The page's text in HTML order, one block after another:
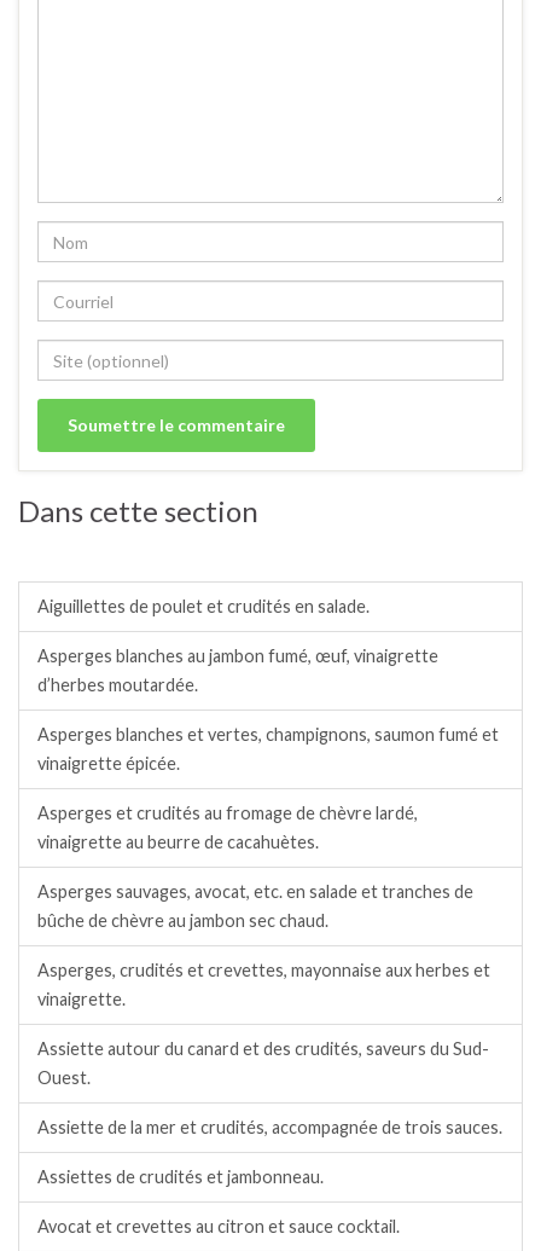
Dans cette section
Aiguillettes de poulet et crudités en salade.
Asperges blanches au jambon fumé, œuf, vinaigrette
d’herbes moutardée.
Asperges blanches et vertes, champignons, saumon fumé et
vinaigrette épicée.
Asperges et crudités au fromage de chèvre lardé,
vinaigrette au beurre de cacahuètes.
Asperges sauvages, avocat, etc. en salade et tranches de
bûche de chèvre au jambon sec chaud.
Asperges, crudités et crevettes, mayonnaise aux herbes et
vinaigrette.
Assiette autour du canard et des crudités, saveurs du Sud-
Ouest.
Assiette de la mer et crudités, accompagnée de trois sauces.
Assiettes de crudités et jambonneau.
Avocat et crevettes au citron et sauce cocktail.